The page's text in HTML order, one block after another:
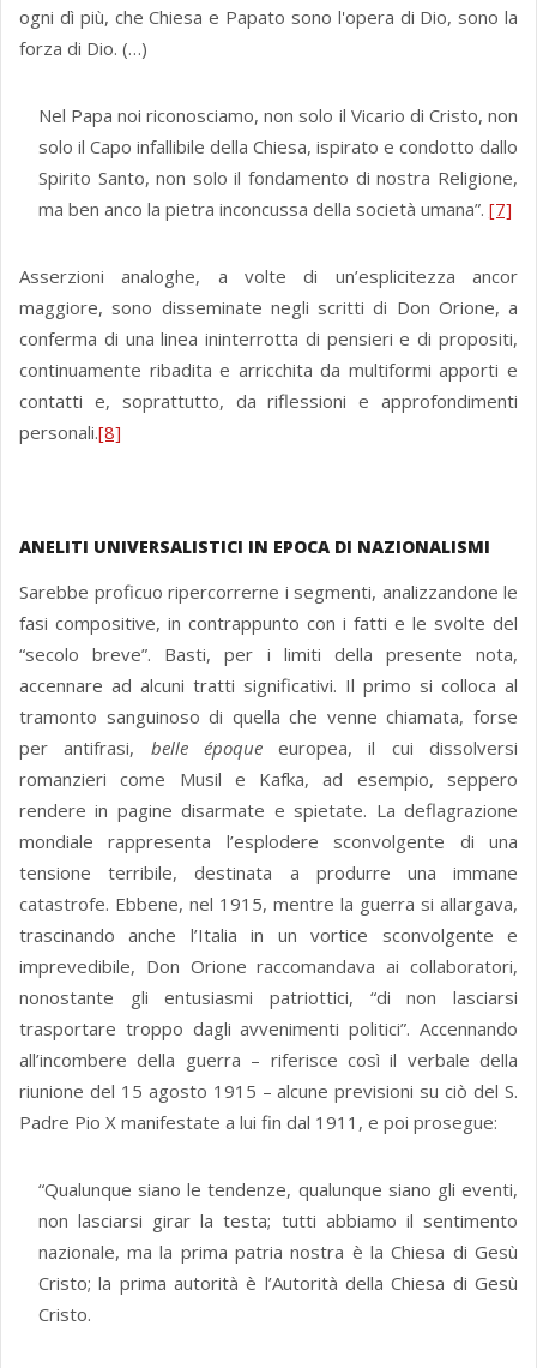
ogni dì più, che Chiesa e Papato sono l'opera di Dio, sono la
forza di Dio. (…)
Nel Papa noi riconosciamo, non solo il Vicario di Cristo, non
solo il Capo infallibile della Chiesa, ispirato e condotto dallo
Spirito Santo, non solo il fondamento di nostra Religione,
ma ben anco la pietra inconcussa della società umana”. [7]
Asserzioni analoghe, a volte di un’esplicitezza ancor
maggiore, sono disseminate negli scritti di Don Orione, a
conferma di una linea ininterrotta di pensieri e di propositi,
continuamente ribadita e arricchita da multiformi apporti e
contatti e, soprattutto, da riflessioni e approfondimenti
personali.[8]
ANELITI UNIVERSALISTICI IN EPOCA DI NAZIONALISMI
Sarebbe proficuo ripercorrerne i segmenti, analizzandone le
fasi compositive, in contrappunto con i fatti e le svolte del
“secolo breve”. Basti, per i limiti della presente nota,
accennare ad alcuni tratti significativi. Il primo si colloca al
tramonto sanguinoso di quella che venne chiamata, forse
per antifrasi, belle époqueeuropea, il cui dissolversi
romanzieri come Musil e Kafka, ad esempio, seppero
rendere in pagine disarmate e spietate. La deflagrazione
mondiale rappresenta l’esplodere sconvolgente di una
tensione terribile, destinata a produrre una immane
catastrofe. Ebbene, nel 1915, mentre la guerra si allargava,
trascinando anche l’Italia in un vortice sconvolgente e
imprevedibile, Don Orione raccomandava ai collaboratori,
nonostante gli entusiasmi patriottici, “di non lasciarsi
trasportare troppo dagli avvenimenti politici”. Accennando
all’incombere della guerra – riferisce così il verbale della
riunione del 15 agosto 1915 – alcune previsioni su ciò del S.
Padre Pio X manifestate a lui fin dal 1911, e poi prosegue:
“Qualunque siano le tendenze, qualunque siano gli eventi,
non lasciarsi girar la testa; tutti abbiamo il sentimento
nazionale, ma la prima patria nostra è la Chiesa di Gesù
Cristo; la prima autorità è l’Autorità della Chiesa di Gesù
Cristo.